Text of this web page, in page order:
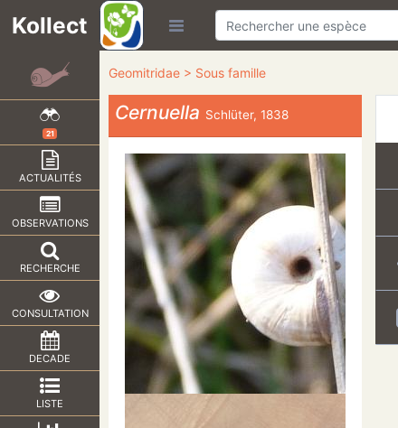
Kollect
21
ACTUALITÉS
OBSERVATIONS
RECHERCHE
CONSULTATION
DECADE
LISTE
Geomitridae > Sous famille
Cernuella Schlüter, 1838